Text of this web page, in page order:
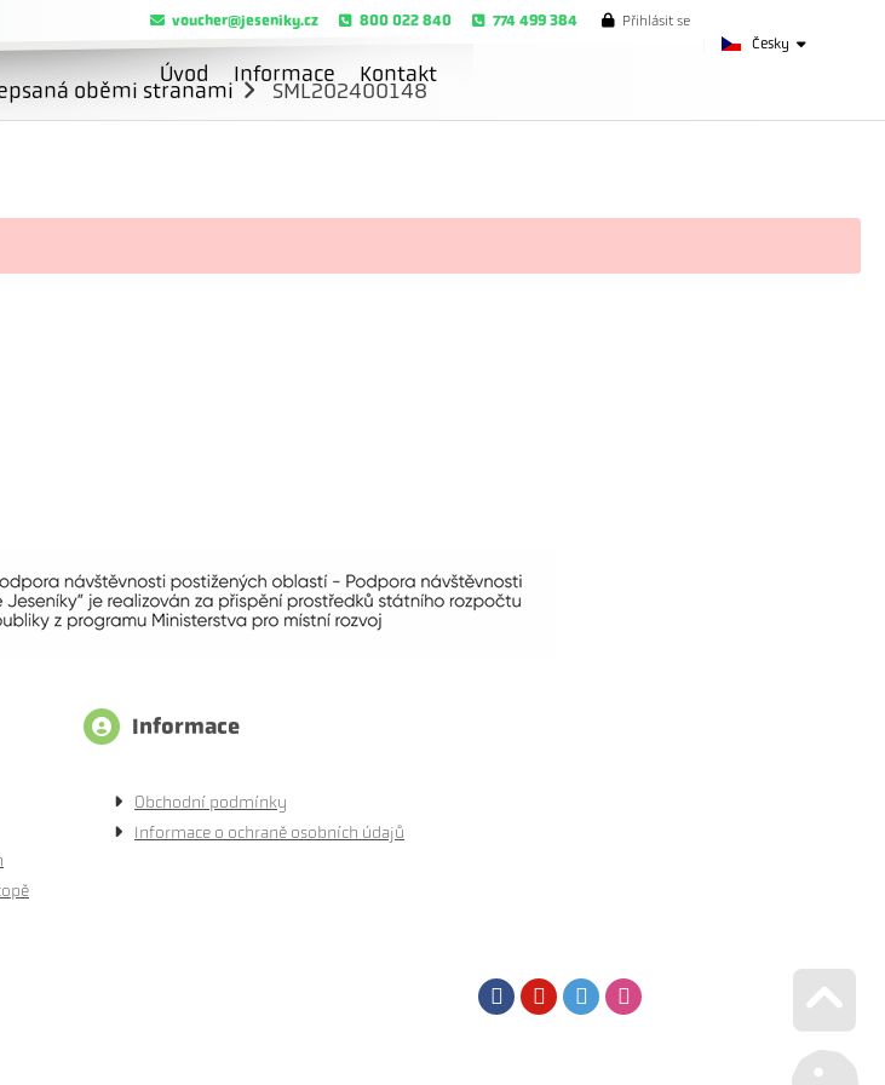
Česky
voucher@jeseniky.cz 800 022 840 774 499 384 Přihlásit se
Úvod Informace Kontakt
oběmi stranami SML202400148
Informace
Obchodní podmínky
Informace o ochraně osobních údajů
FacebookYoutubeTwitter
Go